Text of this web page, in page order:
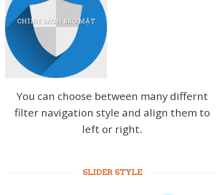
CHÍNH SÁCH BẢO MẬT
You can choose between many differnt
filter navigation style and align them to
left or right.
SLIDER STYLE